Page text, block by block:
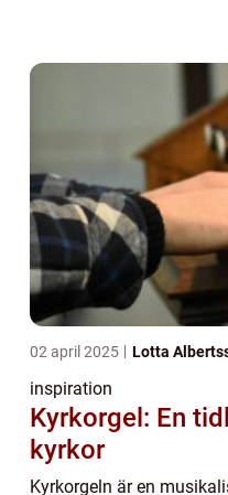
02 april 2025 Lotta
inspiration
Kyrkorgel: En
kyrkor
Kyrkorgeln är en